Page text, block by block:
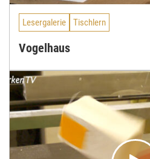
Lesergalerie Tischlern
Vogelhaus